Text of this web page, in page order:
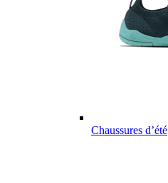
Chaussures d’été